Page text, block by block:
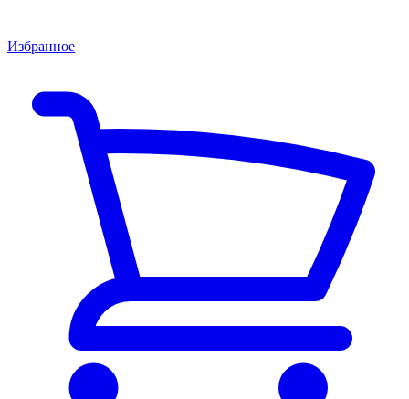
Избранное